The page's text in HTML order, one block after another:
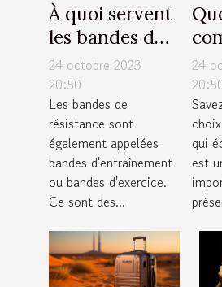
À quoi servent
les bandes de
résistance ?
24 octobre 2023
20:50
Les bandes de
résistance sont
également appelées
bandes d'entraînement
ou bandes d'exercice.
Ce sont des...
24
qui
est